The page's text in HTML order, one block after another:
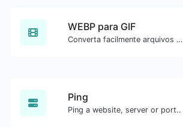
WEBP para GIF
Converta facilmente arquivos de imagem WEBP para GIF.
Ping
Ping a website, server or port..